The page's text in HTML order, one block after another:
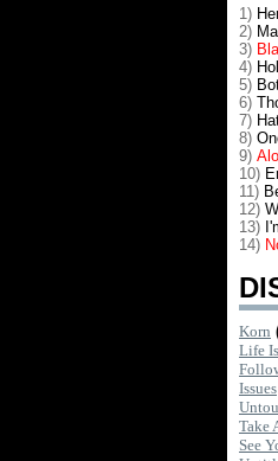
1)
2)
3)
4)
5)
6)
7)
8)
9)
10)
11)
12)
13)
14)
Korn
Life
Issues
Take
See